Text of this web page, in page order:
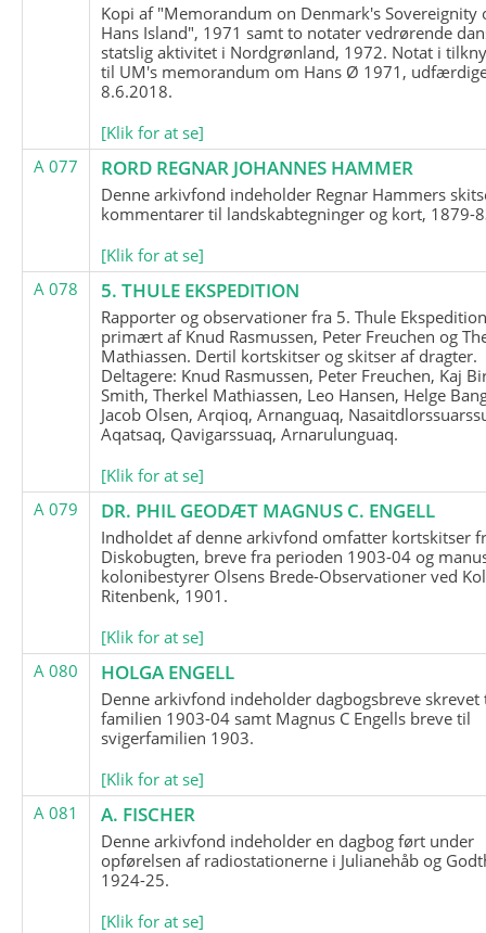
Kopi af "Memorandum on Denmark's Sovereignity
Hans Island", 1971 samt to notater vedrørende
statslig aktivitet i Nordgrønland, 1972. Notat i
til UM's memorandum om Hans Ø 1971,
8.6.2018.
[Klik for at se]
A 077
RORD REGNAR JOHANNES HAMMER
Denne arkivfond indeholder Regnar Hammers
kommentarer til landskabtegninger og kort, 1879-
[Klik for at se]
A 078
5. THULE EKSPEDITION
Rapporter og observationer fra 5. Thule
primært af Knud Rasmussen, Peter Freuchen og
Mathiassen. Dertil kortskitser og skitser af dragter.
Deltagere: Knud Rasmussen, Peter Freuchen, Kaj
Smith, Therkel Mathiassen, Leo Hansen, Helge
Jacob Olsen, Arqioq, Arnanguaq,
Aqatsaq, Qavigarssuaq, Arnarulunguaq.
[Klik for at se]
A 079
DR. PHIL GEODÆT MAGNUS C. ENGELL
Indholdet af denne arkivfond omfatter kortskitser
Diskobugten, breve fra perioden 1903-04 og
kolonibestyrer Olsens Brede-Observationer ved
Ritenbenk, 1901.
[Klik for at se]
A 080
HOLGA ENGELL
Denne arkivfond indeholder dagbogsbreve skrevet
familien 1903-04 samt Magnus C Engells breve til
svigerfamilien 1903.
[Klik for at se]
A 081
A. FISCHER
Denne arkivfond indeholder en dagbog ført under
opførelsen af radiostationerne i Julianehåb og
1924-25.
[Klik for at se]